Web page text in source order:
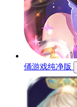
俑游戏纯净版